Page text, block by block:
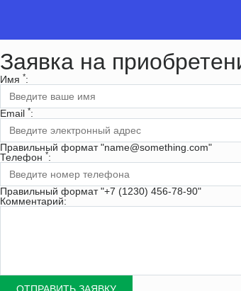
Заявка на
Имя *:
Email *:
Правильный формат "name@something.com"
Телефон *:
Правильный формат "+7 (1230) 456-78-90"
Комментарий: